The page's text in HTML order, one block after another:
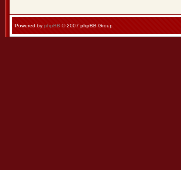
Powered by phpBB © 2007 phpBB Group